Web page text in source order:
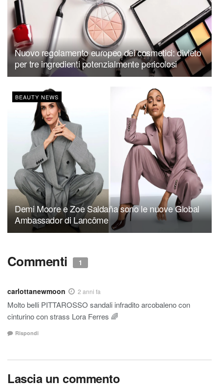
Nuovo regolamento europeo dei cosmetici: divieto
per tre ingredienti potenzialmente pericolosi
BEAUTY NEWS
Demi Moore e Zoe Saldaña sono le nuove Global
Ambassador di Lancôme
Commenti 1
carlottanewmoon 2 anni fa
Molto belli PITTAROSSO sandali infradito arcobaleno con
cinturino con strass Lora Ferres 🌈
Rispondi
Lascia un commento